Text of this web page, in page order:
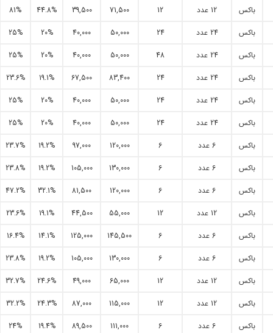
باکس
12 عدد 12
71,500
39,500
44.8%
81%
باکس
24 عدد 24
50,000
40,000
20%
25%
باکس
24 عدد 48
50,000
40,000
20%
25%
باکس
24 عدد 24
83,400
67,500
19.1%
23.6%
باکس
24 عدد 24
50,000
40,000
20%
25%
باکس
24 عدد 24
50,000
40,000
20%
25%
باکس
6 عدد 6
120,000
97,000
19.2%
23.7%
باکس
6 عدد 6
130,000
105,000
19.2%
23.8%
باکس
6 عدد 6
120,000
81,500
32.1%
47.2%
باکس
12 عدد 12
55,000
44,500
19.1%
23.6%
باکس
6 عدد 6
145,500
125,000
14.1%
16.4%
باکس
6 عدد 6
130,000
105,000
19.2%
23.8%
باکس
12 عدد 12
65,000
49,000
24.6%
32.7%
باکس
12 عدد 12
115,000
87,000
24.3%
32.2%
باکس
6 عدد 6
111,000
89,500
19.4%
24%